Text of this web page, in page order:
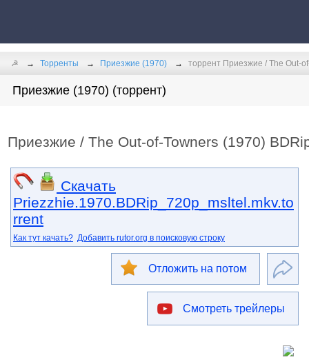
☭ Торренты Приезжие (1970) торрент Приезжие / The Out-
Приезжие (1970) (торрент)
Приезжие / The Out-of-Towners (1970)
Скачать
Priezzhie.1970.BDRip_720p_msltel.mkv.to
rrent
Как тут качать? Добавить rutor.org в поисковую строку
Отложить на потом
Смотреть трейлеры